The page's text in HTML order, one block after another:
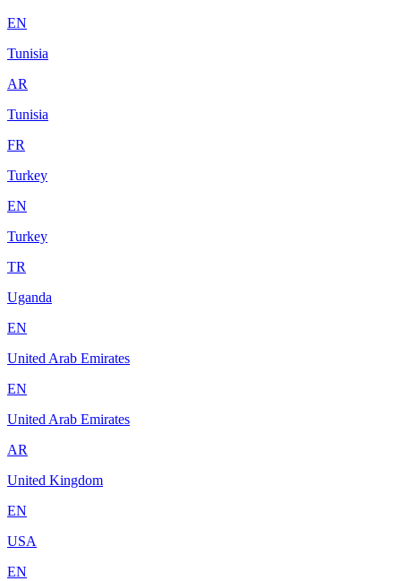
EN
Tunisia
AR
Tunisia
FR
Turkey
EN
Turkey
TR
Uganda
EN
United Arab Emirates
EN
United Arab Emirates
AR
United Kingdom
EN
USA
EN